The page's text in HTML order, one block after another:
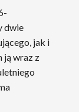
dwie
jak i
ją wraz z